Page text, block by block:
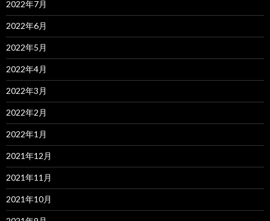
2022年7月
2022年6月
2022年5月
2022年4月
2022年3月
2022年2月
2022年1月
2021年12月
2021年11月
2021年10月